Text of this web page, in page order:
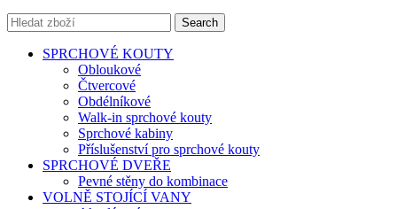
Search
SPRCHOVÉ KOUTY
Obloukové
Čtvercové
Obdélníkové
Walk-in sprchové kouty
Sprchové kabiny
Příslušenství pro sprchové kouty
SPRCHOVÉ DVEŘE
Pevné stěny do kombinace
VOLNĚ STOJÍCÍ VANY